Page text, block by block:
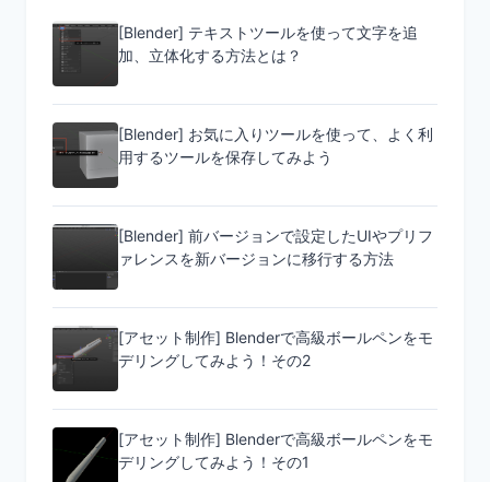
[Blender] テキストツールを使って文字を追
加、立体化する方法とは？
[Blender] お気に入りツールを使って、よく利
用するツールを保存してみよう
[Blender] 前バージョンで設定したUIやプリフ
ァレンスを新バージョンに移行する方法
[アセット制作] Blenderで高級ボールペンをモ
デリングしてみよう！その2
[アセット制作] Blenderで高級ボールペンをモ
デリングしてみよう！その1